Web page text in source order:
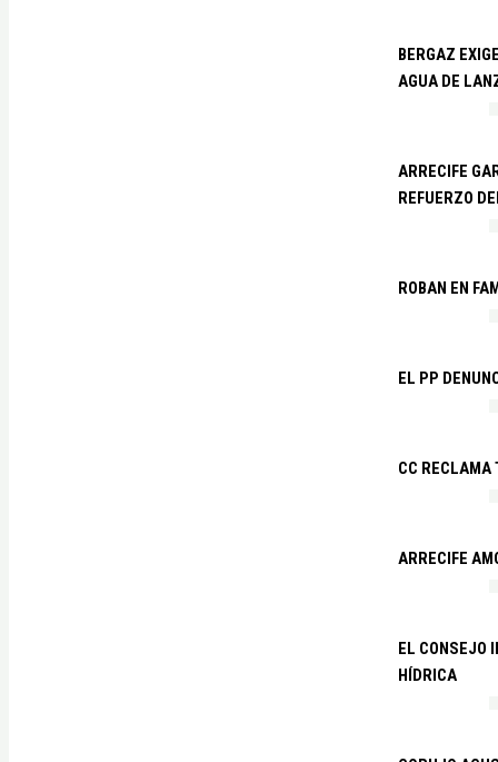
BERGAZ
AGUA DE
ARRECIFE
REFUERZO
ROBAN EN
EL PP
CC RECLAMA
ARRECIFE
EL CONSEJO
HÍDRICA